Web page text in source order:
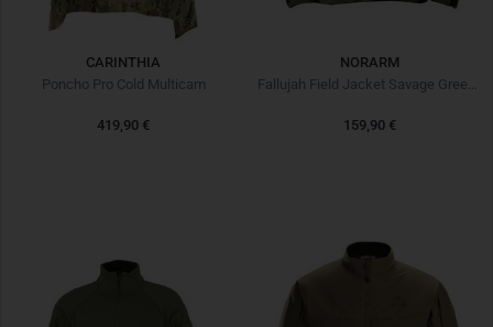
CARINTHIA
Poncho Pro Cold Multicam
419,90 €
NORARM
159,90 €